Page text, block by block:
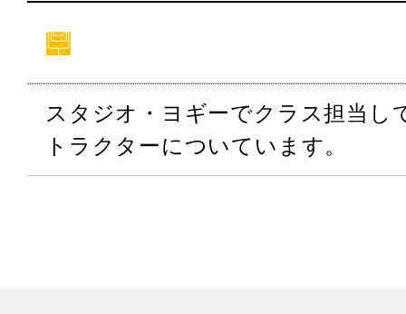
スタジオ・ヨギーでクラス担当し
トラクターについています。